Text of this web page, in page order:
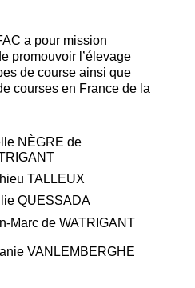
a pour mission
promouvoir l’élevage
de course ainsi que
courses en France de la
NÈGRE de
TALLEUX
QUESSADA
Marc de WATRIGANT
VANLEMBERGHE